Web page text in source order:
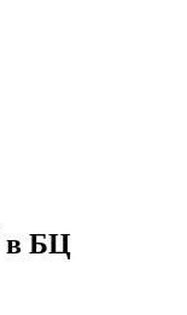
в БЦ